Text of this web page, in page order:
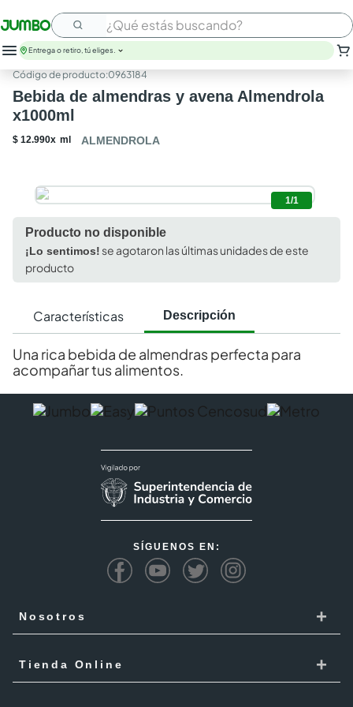
¿Qué estás buscando?
leche
huevos
arroz
nutribela
aceite
queso
pollo
Entrega o retiro, tú eliges.
:0963184
Bebida de almendras y avena Almendrola
x1000ml
$ 12.990x ml ALMENDROLA
1/1
Producto no disponible
¡Lo sentimos!se agotaron las últimas unidades de este
producto
Características Descripción
Una rica bebida de almendras perfecta para
acompañar tus alimentos.
SÍGUENOS EN:
Nosotros +
Responsabilidad Social
Tienda Online +